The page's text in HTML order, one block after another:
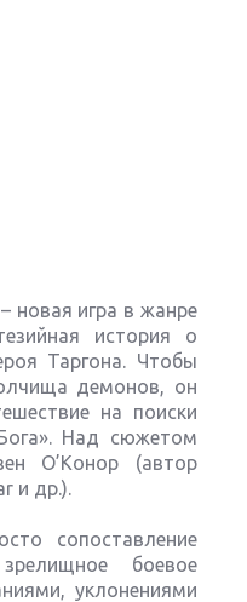
новая игра в жанре
история о
Таргона. Чтобы
демонов, он
на поиски
Над сюжетом
О’Конор (автор
и др.).
сопоставление
боевое
уклонениями